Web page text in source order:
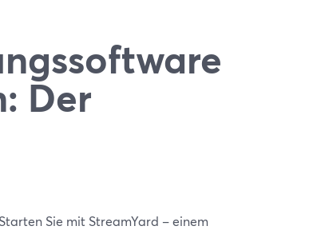
Der
Sie mit StreamYard – einem